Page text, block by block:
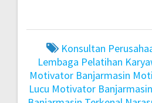
Konsultan
Lembaga Pelatihan
Motivator Banjarmasin
Lucu Motivator